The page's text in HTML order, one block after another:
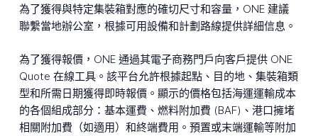
為了獲得與特定集裝箱對應的確切尺寸和容量，ONE 建議
聯繫當地辦公室，根據可用設備和計劃路線提供詳細信息。
為了獲得報價，ONE 通過其電子商務門戶向客戶提供 ONE
Quote 在線工具。該平台允許根據起點、目的地、集裝箱類
型和所需日期獲得即時報價。顯示的價格包括海運運輸成本
的各個組成部分：基本運費、燃料附加費 (BAF)、港口擁堵
相關附加費（如適用）和終端費用。預置或末端運輸等附加